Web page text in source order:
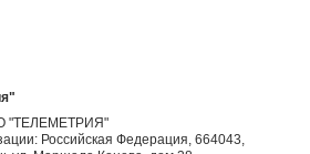
"ТЕЛЕМЕТРИЯ"
Российская Федерация, 664043,